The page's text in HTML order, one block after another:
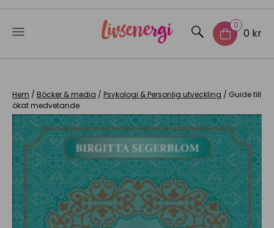
content
0
0 kr
Hem / Böcker & media / Psykologi & Personlig utveckling / Guide till
ökat medvetande